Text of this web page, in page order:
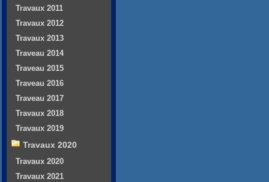
Travaux 2011
Travaux 2012
Travaux 2013
Traveau 2014
Traveau 2015
Traveau 2016
Traveau 2017
Travaux 2018
Travaux 2019
Travaux 2020
Travaux 2020
Travaux 2021